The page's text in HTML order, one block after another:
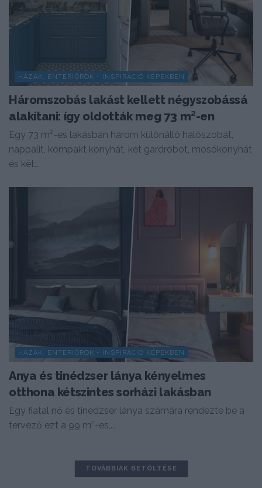
HÁZAK, ENTERIŐRÖK - INSPIRÁCIÓ KÉPEKBEN
Háromszobás lakást kellett négyszobássá
alakítani: így oldották meg 73 m²-en
Egy 73 m²-es lakásban három különálló hálószobát,
nappalit, kompakt konyhát, két gardróbot, mosókonyhát
és két...
HÁZAK, ENTERIŐRÖK - INSPIRÁCIÓ KÉPEKBEN
Anya és tinédzser lánya kényelmes
otthona kétszintes sorházi lakásban
Egy fiatal nő és tinédzser lánya számára rendezte be a
tervező ezt a 99 m²-es,...
TOVÁBBIAK BETÖLTÉSE